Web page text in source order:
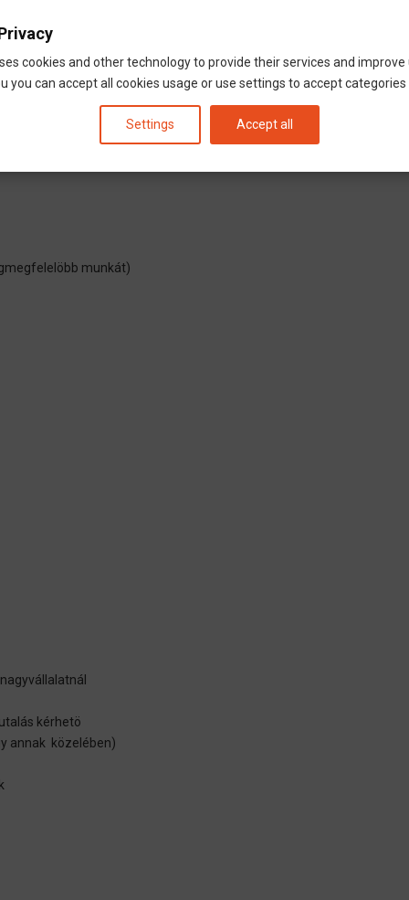
segítsünk megtalálni szakmai tapasztalat alapján a
álmai megvalósításához.
munkát)
kérhetö
annak közelében)
cookies and other technology to provide their services and improve
you can accept all cookies usage or use settings to accept categories
Settings Accept all